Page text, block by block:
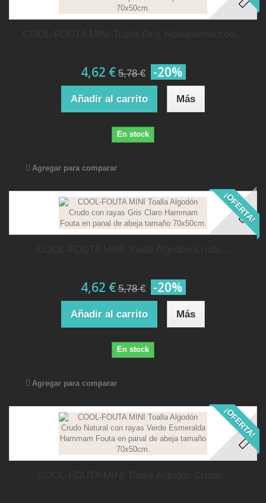
4,62 € 5,78 € -20%
Añadir al carrito Más
En stock
Agregar para comparar
¡OFERTA!
4,62 € 5,78 € -20%
Añadir al carrito Más
En stock
Agregar para comparar
¡OFERTA!